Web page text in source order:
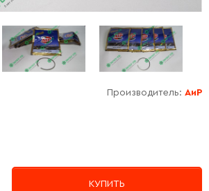
Производитель: АиР
КУПИТЬ